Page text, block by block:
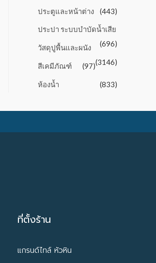
ประตูและหน้าต่าง (443)
ประปา ระบบบำบัดน้ำเสีย
(696)
วัสดุปูพื้นและผนัง
(3146)
สีเคมีภัณฑ์ (97)
ห้องน้ำ (833)
ที่ตั้งร้าน
แกรนด์ไทล์ หัวหิน